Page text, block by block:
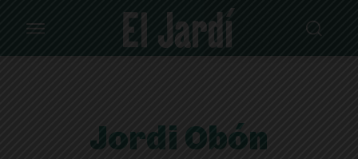
Jordi Obón